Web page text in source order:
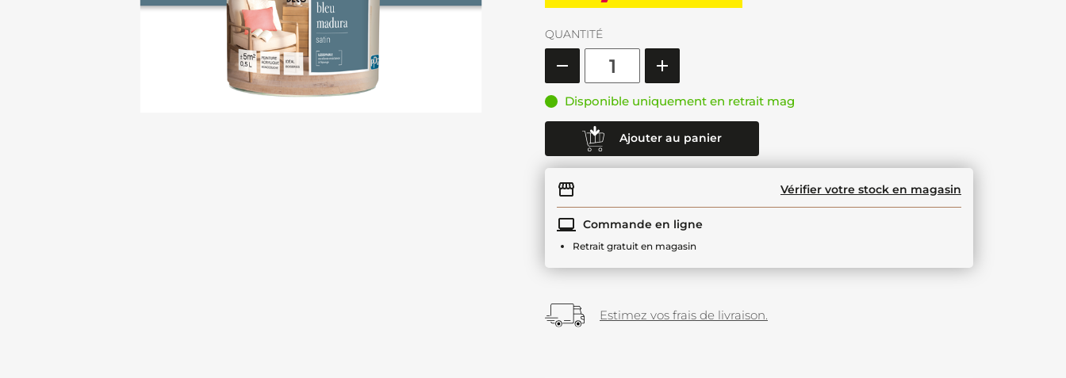
QUANTITÉ
Disponible uniquement en retrait mag
Ajouter au panier
Vérifier votre stock en magasin
Commande en ligne
Retrait gratuit en magasin
Estimez vos frais de livraison.